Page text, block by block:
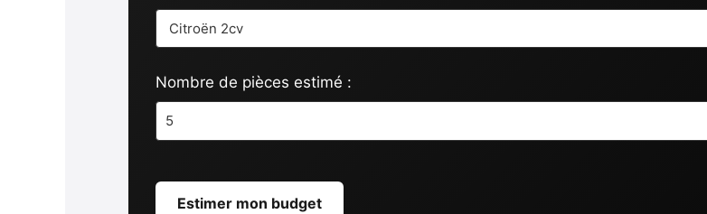
Nombre de pièces estimé :
Estimer mon budget